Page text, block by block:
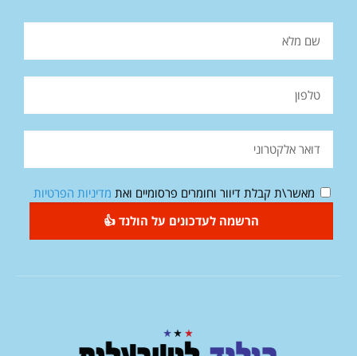
מאשר\ת קבלת דיוור וחומרים פרסומיים ואת מדיניות הפרטיות
הרשמה לעדכונים על הולנד 👍